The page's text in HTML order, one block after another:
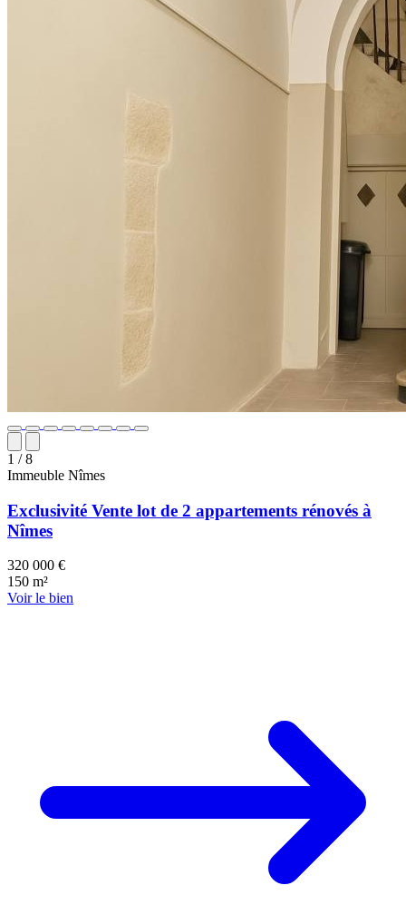
1 / 8
Immeuble Nîmes
Exclusivité Vente lot de 2 appartements rénovés à
Nîmes
320 000 €
150 m²
Voir le bien